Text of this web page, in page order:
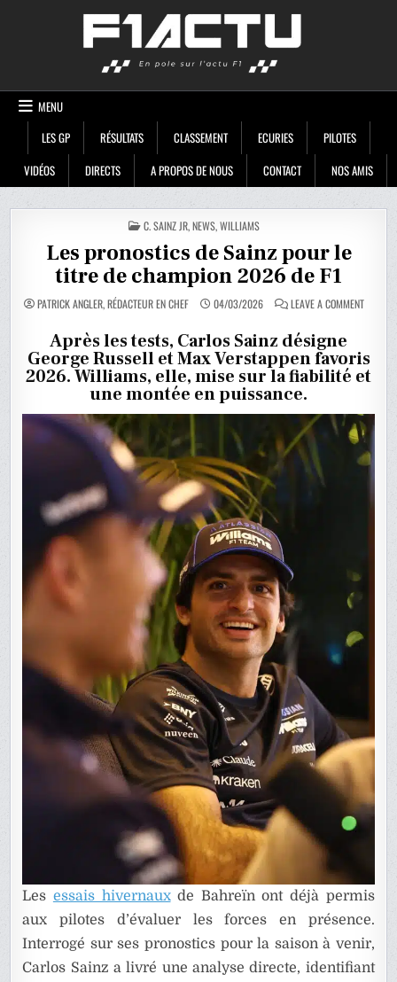
MENU
LES GP
RÉSULTATS CLASSEMENT ECURIES
PILOTES
VIDÉOS
DIRECTS A PROPOS DE NOUS CONTACT NOS AMIS
POSTED
IN
C. SAINZ JR,NEWS,WILLIAMS
Les pronostics de Sainz pour le
titre de champion 2026 de F1
PATRICK ANGLER, RÉDACTEUR EN CHEF 04/03/2026 LEAVE A COMMENTON
POUR
LE
TITRE
DE
F1
Après les tests, Carlos Sainz désigne
George Russell et Max Verstappen favoris
2026. Williams, elle, mise sur la fiabilité et
une montée en puissance.
Les essais hivernauxde Bahreïn ont déjà permis
aux pilotes d’évaluer les forces en présence.
Interrogé sur ses pronostics pour la saison à venir,
Carlos Sainz a livré une analyse directe, identifiant